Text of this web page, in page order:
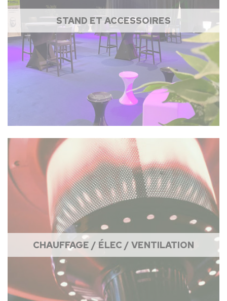
STAND ET ACCESSOIRES
CHAUFFAGE / ÉLEC / VENTILATION